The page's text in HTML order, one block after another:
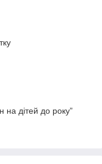
дітей до року”